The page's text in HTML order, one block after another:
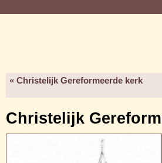
« Christelijk Gereformeerde kerk
Christelijk